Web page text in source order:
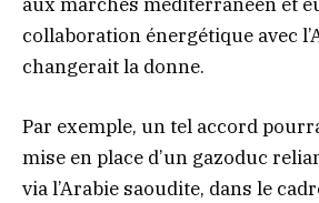
collaboration énergétique avec
changerait la donne.
Par exemple, un tel accord
mise en place d’un gazoduc
via l’Arabie saoudite, dans le